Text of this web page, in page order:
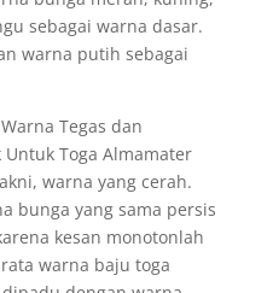
sebagai warna dasar.
warna putih sebagai
Tegas dan
Toga Almamater
warna yang cerah.
bunga yang sama persis
kesan monotonlah
warna baju toga